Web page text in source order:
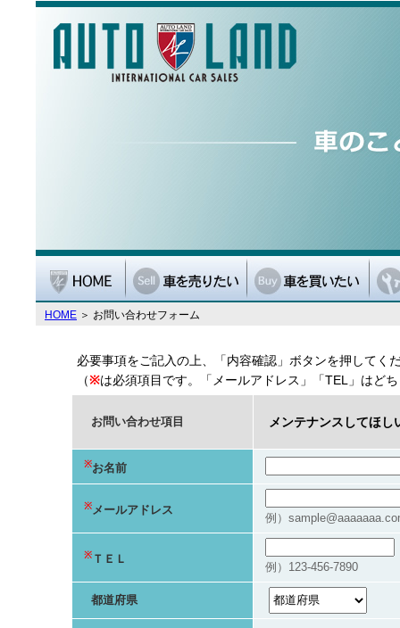
HOME ＞ お問い合わせフォーム
必要事項をご記入の上、「内容確認」ボタンを押してく
（※は必須項目です。「メールアドレス」「TEL」はど
お問い合わせ項目 メンテナンスしてほし
※お名前
※メールアドレス
例）
※ ＴＥＬ
例）123-456-7890
都道府県